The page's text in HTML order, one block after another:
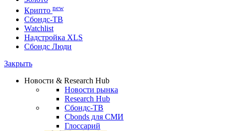
Крипто new
Сбондс-ТВ
Watchlist
Надстройка XLS
Сбондс Люди
Закрыть
Новости & Research Hub
Новости рынка
Research Hub
Сбондс-ТВ
Cbonds для СМИ
Глоссарий